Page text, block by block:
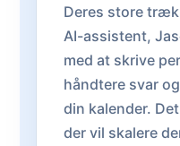
Deres store
AI-assistent,
med at skrive
håndtere svar
din kalender.
der vil skalere